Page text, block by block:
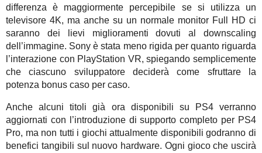
differenza è maggiormente percepibile se si utilizza un
televisore 4K, ma anche su un normale monitor Full HD ci
saranno dei lievi miglioramenti dovuti al downscaling
dell’immagine. Sony è stata meno rigida per quanto riguarda
l’interazione con PlayStation VR, spiegando semplicemente
che ciascuno sviluppatore deciderà come sfruttare la
potenza bonus caso per caso.
Anche alcuni titoli già ora disponibili su PS4 verranno
aggiornati con l’introduzione di supporto completo per PS4
Pro, ma non tutti i giochi attualmente disponibili godranno di
benefici tangibili sul nuovo hardware. Ogni gioco che uscirà